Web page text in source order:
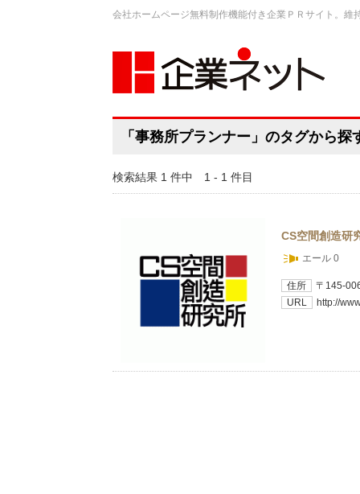
会社ホームページ無料制作機能付き企業ＰＲサイト。
「事務所プランナー」のタグから探
検索結果 1 件中 1 - 1 件目
CS空間創造研
エール 0
住所
〒145-
URL
http://